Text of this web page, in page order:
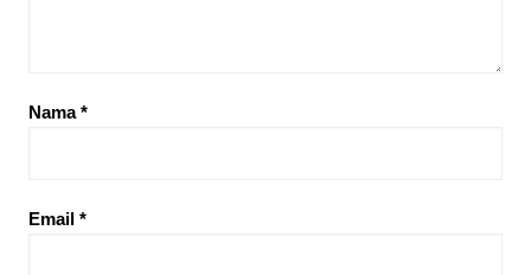
Nama*
Email *